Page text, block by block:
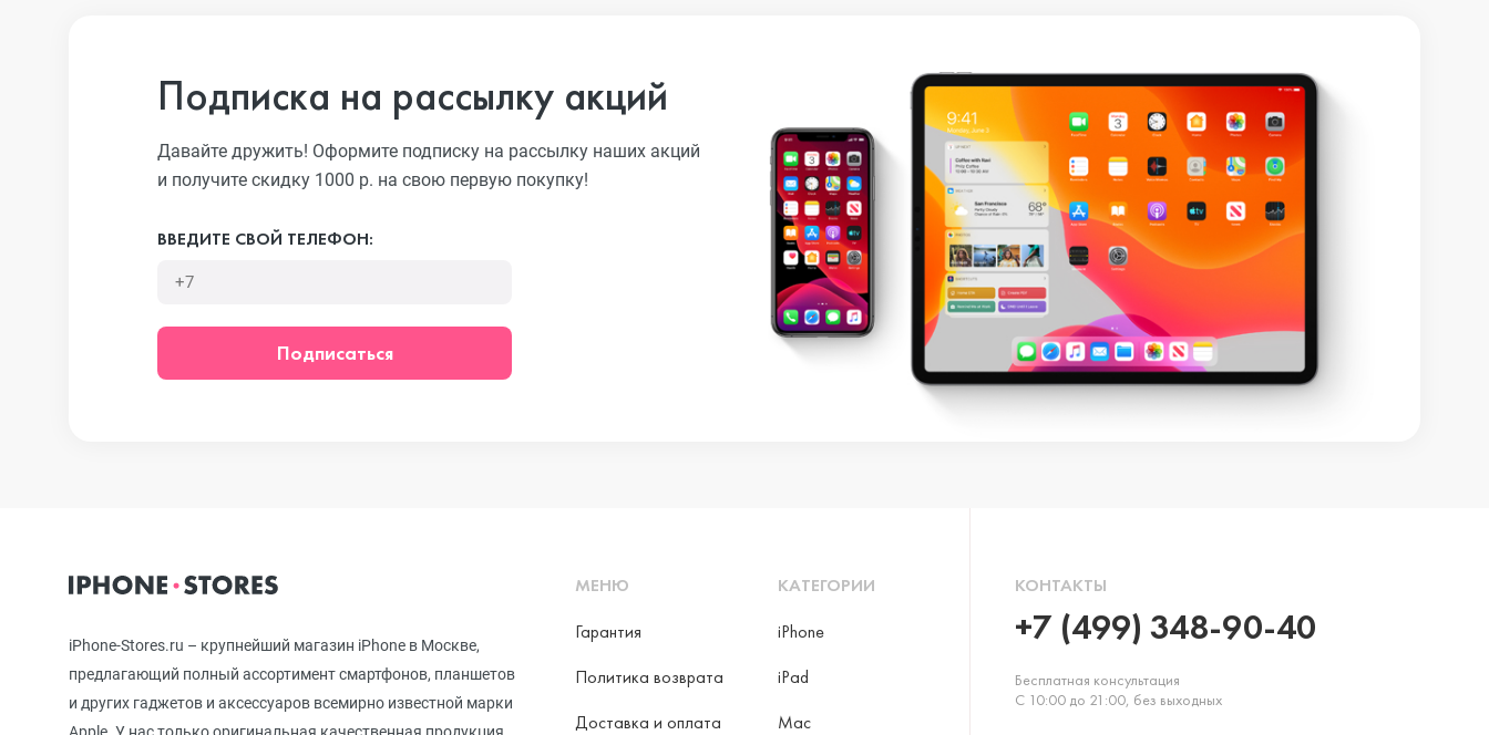
iPhone 12 Pro
iPhone 11 Pro Max
iPhone XS Max
Подписка на рассылку акций
Давайте дружить! Оформите подписку на рассылку наших акций
и получите скидку 1000 р. на свою первую покупку!
ВВЕДИТЕ СВОЙ ТЕЛЕФОН:
Подписаться
iPhone-Stores.ru – крупнейший магазин iPhone в Москве,
предлагающий полный ассортимент смартфонов, планшетов
и других гаджетов и аксессуаров всемирно известной марки
Apple. У нас только оригинальная качественная продукция,
МЕНЮ
Гарантия
Политика возврата
Доставка и оплата
КАТЕГОРИИ
iPhone
iPad
Mac
КОНТАКТЫ
+7 (499) 348-90-40
Бесплатная консультация
С 10:00 до 21:00, без выходных